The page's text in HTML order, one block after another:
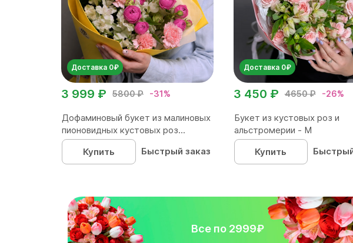
Доставка 0₽
5800 ₽ -31%
3 999 ₽
Дофаминовый букет из малиновых
пионовидных кустовых роз...
Купить
Быстрый заказ
Доставка 0₽
4650 ₽ -26%
3 450 ₽
Букет из кустовых роз и
альстромерии - М
Купить
Все по 2999₽